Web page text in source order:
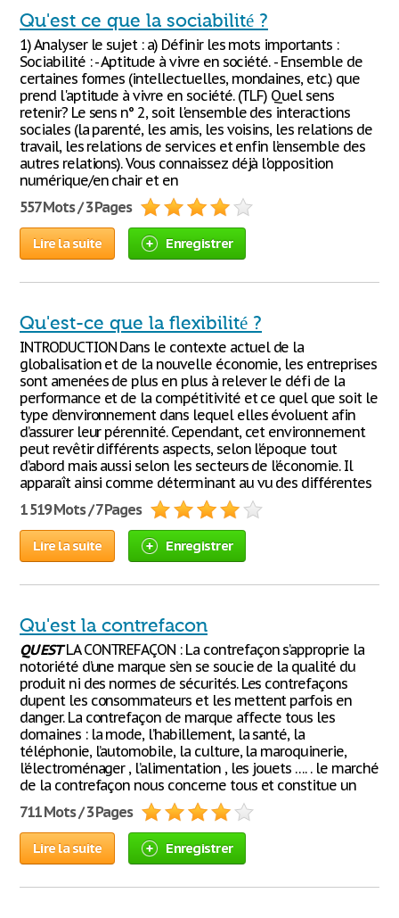
Qu'est ce que la sociabilité ?
1) Analyser le sujet : a) Définir les mots importants :
Sociabilité : - Aptitude à vivre en société. - Ensemble de
certaines formes (intellectuelles, mondaines, etc.) que
prend l'aptitude à vivre en société. (TLF) Quel sens
retenir? Le sens n° 2, soit l'ensemble des interactions
sociales (la parenté, les amis, les voisins, les relations de
travail, les relations de services et enfin l’ensemble des
autres relations). Vous connaissez déjà l'opposition
numérique/en chair et en
557 Mots / 3 Pages
Lire la suite Enregistrer
Qu'est-ce que la flexibilité ?
INTRODUCTION Dans le contexte actuel de la
globalisation et de la nouvelle économie, les entreprises
sont amenées de plus en plus à relever le défi de la
performance et de la compétitivité et ce quel que soit le
type d’environnement dans lequel elles évoluent afin
d’assurer leur pérennité. Cependant, cet environnement
peut revêtir différents aspects, selon l’époque tout
d’abord mais aussi selon les secteurs de l’économie. Il
apparaît ainsi comme déterminant au vu des différentes
1 519 Mots / 7 Pages
Lire la suite Enregistrer
Qu'est la contrefacon
QU’ESTLA CONTREFAÇON : La contrefaçon s’approprie la
notoriété d’une marque s’en se soucie de la qualité du
produit ni des normes de sécurités. Les contrefaçons
dupent les consommateurs et les mettent parfois en
danger. La contrefaçon de marque affecte tous les
domaines : la mode, l’habillement, la santé, la
téléphonie, l’automobile, la culture, la maroquinerie,
l’électroménager , l’alimentation , les jouets …. . le marché
de la contrefaçon nous concerne tous et constitue un
711 Mots / 3 Pages
Lire la suite Enregistrer